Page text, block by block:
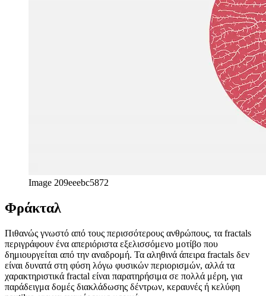
περιγράφουν ένα απεριόριστα εξελισσόμενο μοτίβο που
δημιουργείται από την αναδρομή. Τα αληθινά άπειρα fractals δεν
είναι δυνατά στη φύση λόγω φυσικών περιορισμών, αλλά τα
χαρακτηριστικά fractal είναι παρατηρήσιμα σε πολλά μέρη, για
παράδειγμα δομές διακλάδωσης δέντρων, κεραυνές ή κελύφη